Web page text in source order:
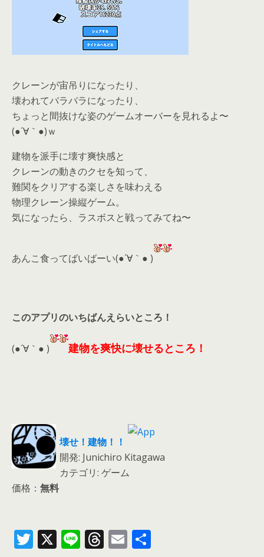
クレーンが宙吊りになったり、
壊われてバラバラになったり、
ちょっと間抜けな姿のゲームオーバーを見れるよ〜
(●´∀｀●)ｗ
建物を派手に壊す爽快感と
クレーンの動きのクセを知って、
難関をクリアする楽しさを味わえる
物理クレーン操縦ゲーム。
気になったら、 ラスボスと戦ってみてね〜
あんこ食ってばいばーい(●´∀｀● )
このアプリのいちばんえらいところ！
(●´∀｀● ) 建物を爽快に壊せるところ！
壊せ！建物！！
開発: Junichiro Kitagawa
カテゴリ: ゲーム
価格： 無料
T X Li T E